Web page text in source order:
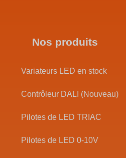
Nos produits
Variateurs LED en stock
Contrôleur DALI (Nouveau)
Pilotes de LED TRIAC
Pilotes de LED 0-10V